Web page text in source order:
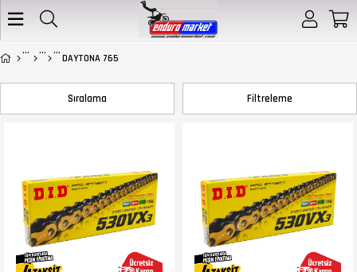
DAYTONA 765
Filtreleme
Sıralama